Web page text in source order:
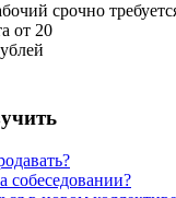
срочно
от 20
собеседовании?